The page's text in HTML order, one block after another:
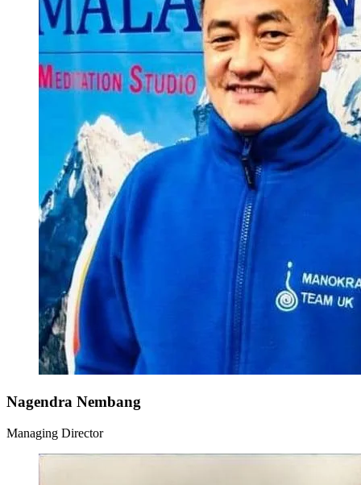
Nagendra Nembang
Managing Director